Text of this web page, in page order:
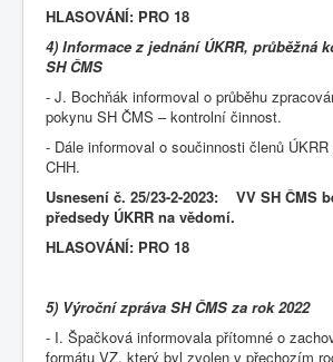
HLASOVÁNÍ: PRO 18
4) Informace z jednání ÚKRR, průběžná
SH ČMS
- J. Bochňák informoval o průběhu
pokynu SH ČMS – kontrolní činnost.
- Dále informoval o součinnosti členů
CHH.
Usnesení č. 25/23-2-2023: VV SH ČMS
předsedy ÚKRR na vědomí.
HLASOVÁNÍ: PRO 18
5) Výroční zpráva SH ČMS za rok 2022
- I. Špačková informovala přítomné o
formátu VZ, který byl zvolen v přechozím